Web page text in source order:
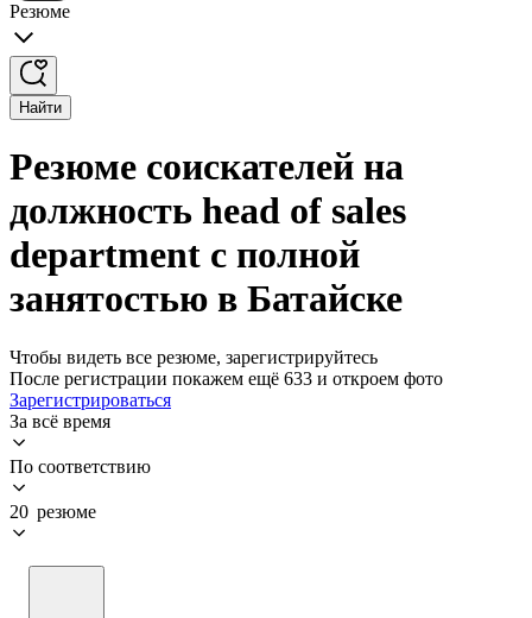
Резюме
Найти
Резюме соискателей на
должность head of sales
department с полной
занятостью в Батайске
Чтобы видеть все резюме, зарегистрируйтесь
После регистрации покажем ещё 633 и откроем фото
Зарегистрироваться
За всё время
По соответствию
20 резюме